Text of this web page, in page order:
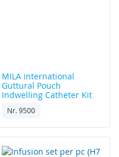
MILA international
Guttural Pouch
Indwelling Catheter Kit
Nr. 9500